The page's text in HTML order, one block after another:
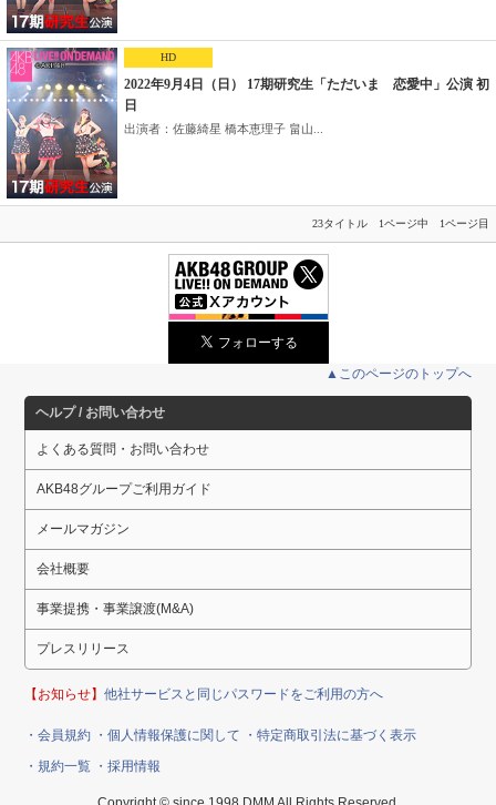
HD
2022年9月4日（日） 17期研究生「ただいま 恋愛中」公演 初
日
出演者：佐藤綺星 橋本恵理子 畠山...
23タイトル 1ページ中 1ページ目
▲このページのトップへ
ヘルプ / お問い合わせ
よくある質問・お問い合わせ
AKB48グループご利用ガイド
メールマガジン
会社概要
事業提携・事業譲渡(M&A)
プレスリリース
【お知らせ】他社サービスと同じパスワードをご利用の方へ
・会員規約 ・個人情報保護に関して
・特定商取引法に基づく表示
・規約一覧 ・採用情報